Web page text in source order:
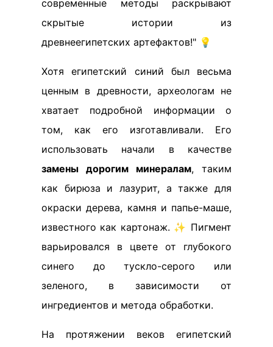
современные методы раскрывают
скрытые истории из
древнеегипетских артефактов!" 💡
Хотя египетский синий был весьма
ценным в древности, археологам не
хватает подробной информации о
том, как его изготавливали. Его
использовать начали в качестве
замены дорогим минералам, таким
как бирюза и лазурит, а также для
окраски дерева, камня и папье-маше,
известного как картонаж. ✨ Пигмент
варьировался в цвете от глубокого
синего до тускло-серого или
зеленого, в зависимости от
ингредиентов и метода обработки.
На протяжении веков египетский